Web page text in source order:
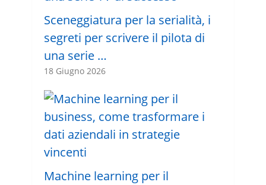
Sceneggiatura per la serialità, i
segreti per scrivere il pilota di
una serie …
18 Giugno 2026
Machine learning per il